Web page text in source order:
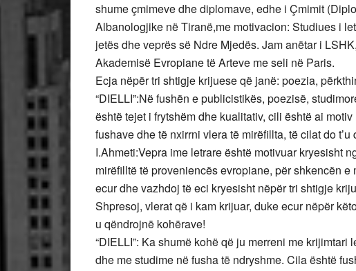
shume çmimeve dhe diplomave, edhe i Çmimit
Albanologjike në Tiranë,me motivacion: Studiues i
jetës dhe veprës së Ndre Mjedës. Jam anëtar i
Akademisë Evropiane të Arteve me seli në Paris.
Ecja nëpër tri shtigje krijuese që janë: poezia,
“DIELLI”:Në fushën e publicistikës, poezisë,
është tejet i frytshëm dhe kualitativ, cili është ai
fushave dhe të nxirrni vlera të mirëfillta, të cilat do
I.Ahmeti:Vepra ime letrare është motivuar kryesisht
mirëfilltë të proveniencës evropiane, për shkencën
ecur dhe vazhdoj të eci kryesisht nëpër tri shtigje
Shpresoj, vlerat që i kam krijuar, duke ecur nëpër
u qëndrojnë kohërave!
“DIELLI”: Ka shumë kohë që ju merreni me
dhe me studime në fusha të ndryshme. Cila është